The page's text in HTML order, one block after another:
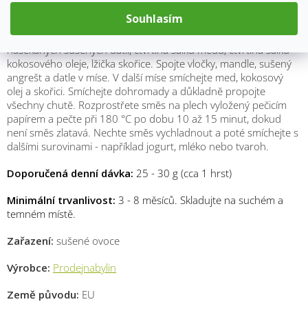
Souhlasím
Připravte si
1 šálek ovesných vloček,polovinu šálku nasekaných
mandlí,polovinu šálku sušeného angreštu,čtvrtina šálku
nasekaných sušených datlí,čtvrtina šálku medu,čtvrtina šálku
kokosového oleje,lžička skořice.Spojte vločky, mandle, sušený
angrešt a datle v míse. V další míse smíchejte med, kokosový
olej a skořici. Smíchejte dohromady a důkladně propojte
všechny chutě. Rozprostřete směs na plech vyložený pečicím
papírem a pečte při 180 °C po dobu 10 až 15 minut, dokud
není směs zlatavá. Nechte směs vychladnout a poté smíchejte s
dalšími surovinami - například jogurt, mléko nebo tvaroh.
Doporučená denní dávka: 25 - 30 g (cca 1 hrst)
Minimální trvanlivost: 3 - 8 měsíců. Skladujte na suchém a
temném místě.
Zařazení: sušené ovoce
Výrobce: Prodejnabylin
Země původu: EU